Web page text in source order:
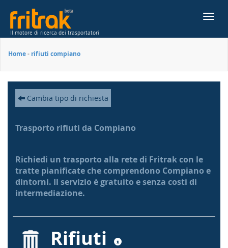
Il motore di ricerca dei trasportatori
Home- rifiuti compiano
Cambia tipo di richiesta
Trasporto rifiuti da Compiano
Richiedi un trasporto alla rete di Fritrak con le
tratte pianificate che comprendono Compiano e
dintorni. Il servizio è gratuito e senza costi di
intermediazione.
Rifiuti